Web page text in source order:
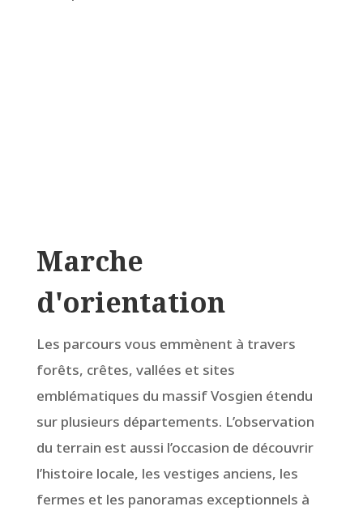
Marche
d'orientation
Les parcours vous emmènent à travers
forêts, crêtes, vallées et sites
emblématiques du massif Vosgien étendu
sur plusieurs départements. L’observation
du terrain est aussi l’occasion de découvrir
l’histoire locale, les vestiges anciens, les
fermes et les panoramas exceptionnels à